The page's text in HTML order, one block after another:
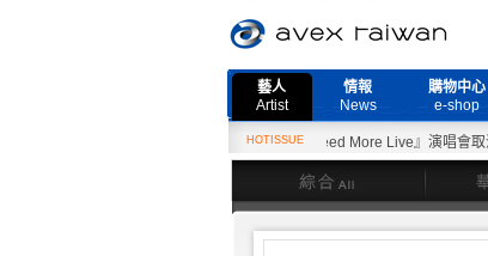
藝人
Artist
情報
News
購物中心
e-shop
HOTISSUE
2月27日『Need More Live』演唱會取消公告
綜合